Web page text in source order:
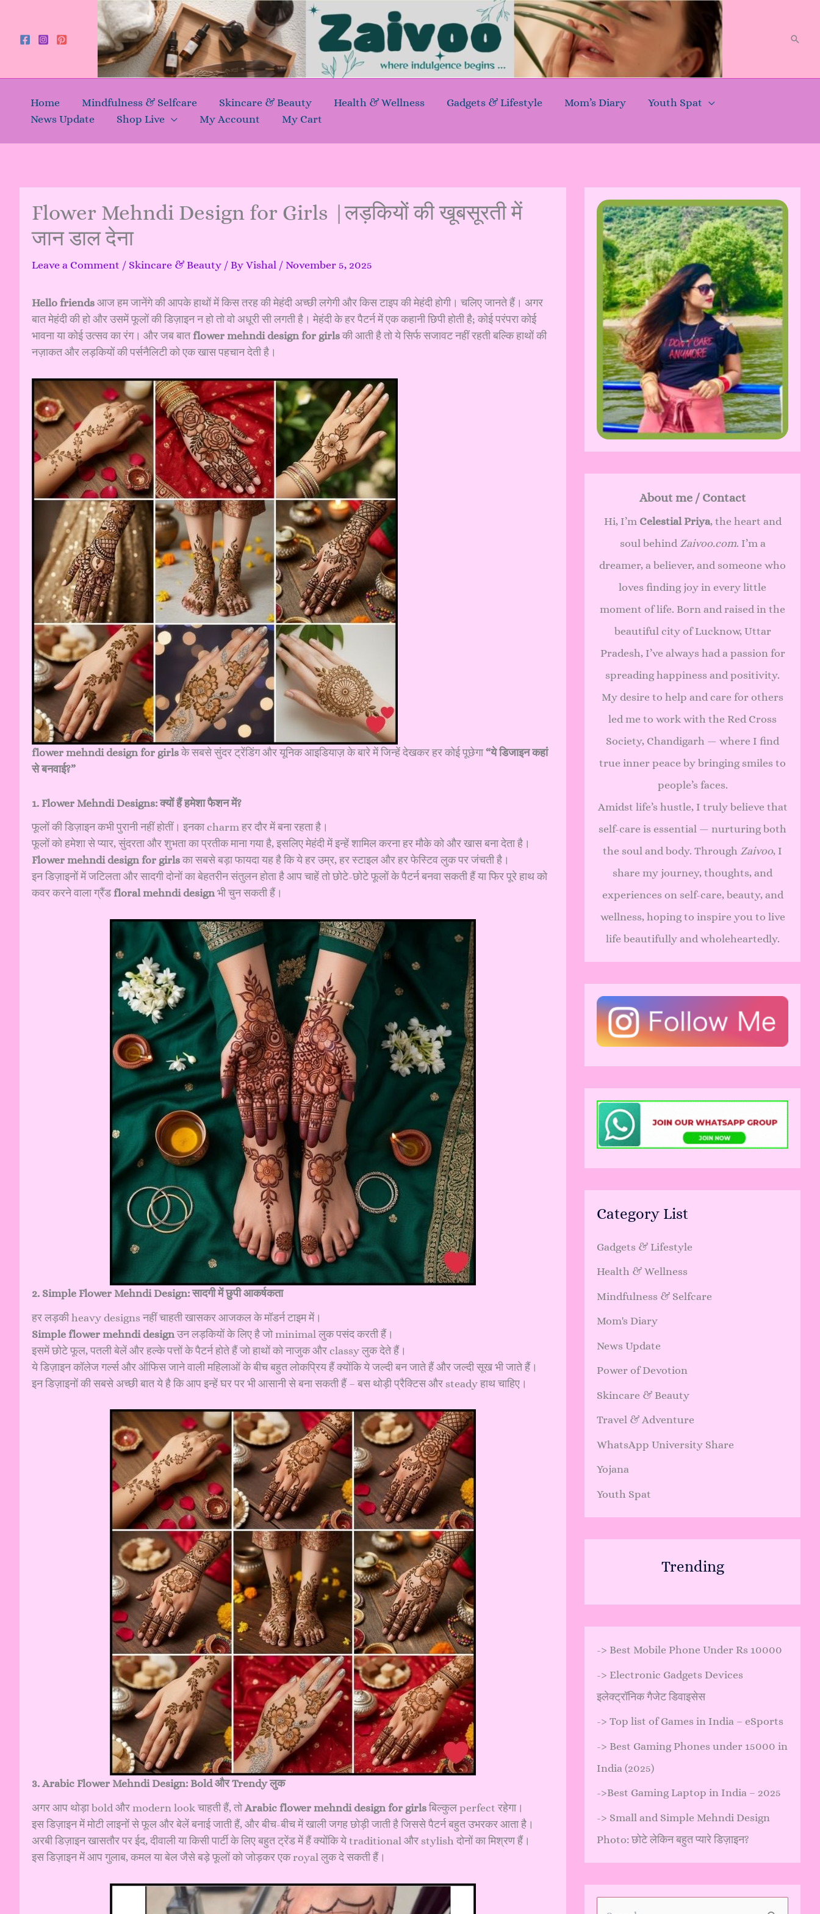
content
Home Mindfulness & Selfcare Skincare & Beauty Health & Wellness Gadgets & Lifestyle Mom’s Diary
Youth Spat
News Update
Shop Live My Account My Cart
Flower Mehndi Design for Girls |लड़कियों की खूबसूरती में
जान डाल देना
Leave a Comment / Skincare & Beauty / By Vishal / November 5, 2025
Hello friends आज हम जानेंगे की आपके हाथों में किस तरह की मेहंदी अच्छी लगेगी और किस टाइप की मेहंदी होगी। चलिए जानते हैं। अगर
बात मेहंदी की हो और उसमें फूलों की डिज़ाइन न हो तो वो अधूरी सी लगती है। मेहंदी के हर पैटर्न में एक कहानी छिपी होती है; कोई परंपरा कोई
भावना या कोई उत्सव का रंग। और जब बातflower mehndi design for girlsकी आती है तो ये सिर्फ सजावट नहीं रहती बल्कि हाथों की
नज़ाकत और लड़कियों की पर्सनैलिटी को एक खास पहचान देती है।
flower mehndi design for girlsके सबसे सुंदर ट्रेंडिंग और यूनिक आइडियाज़ के बारे में जिन्हें देखकर हर कोई पूछेगा“ये डिजाइन कहां
से बनवाई?”
1. Flower Mehndi Designs: क्यों हैं हमेशा फैशन में?
फूलों की डिज़ाइन कभी पुरानी नहीं होतीं। इनका charm हर दौर में बना रहता है।
फूलों को हमेशा से प्यार, सुंदरता और शुभता का प्रतीक माना गया है, इसलिए मेहंदी में इन्हें शामिल करना हर मौके को और खास बना देता है।
Flower mehndi design for girlsका सबसे बड़ा फायदा यह है कि ये हर उम्र, हर स्टाइल और हर फेस्टिव लुक पर जंचती है।
इन डिज़ाइनों में जटिलता और सादगी दोनों का बेहतरीन संतुलन होता है आप चाहें तो छोटे-छोटे फूलों के पैटर्न बनवा सकती हैं या फिर पूरे हाथ को
कवर करने वाला ग्रैंड floral mehndi design भी चुन सकती हैं।
2. Simple Flower Mehndi Design: सादगी में छुपी आकर्षकता
हर लड़की heavy designs नहीं चाहती खासकर आजकल के मॉडर्न टाइम में।
Simple flower mehndi designउन लड़कियों के लिए है जो minimal लुक पसंद करती हैं।
इसमें छोटे फूल, पतली बेलें और हल्के पत्तों के पैटर्न होते हैं जो हाथों को नाजुक और classy लुक देते हैं।
ये डिज़ाइन कॉलेज गर्ल्स और ऑफिस जाने वाली महिलाओं के बीच बहुत लोकप्रिय हैं क्योंकि ये जल्दी बन जाते हैं और जल्दी सूख भी जाते हैं।
इन डिज़ाइनों की सबसे अच्छी बात ये है कि आप इन्हें घर पर भी आसानी से बना सकती हैं – बस थोड़ी प्रैक्टिस और steady हाथ चाहिए।
3. Arabic Flower Mehndi Design: Bold और Trendy लुक
अगर आप थोड़ा bold और modern look चाहती हैं, तोArabic flower mehndi design for girlsबिल्कुल perfect रहेगा।
इस डिज़ाइन में मोटी लाइनों से फूल और बेलें बनाई जाती हैं, और बीच-बीच में खाली जगह छोड़ी जाती है जिससे पैटर्न बहुत उभरकर आता है।
अरबी डिज़ाइन खासतौर पर ईद, दीवाली या किसी पार्टी के लिए बहुत ट्रेंड में हैं क्योंकि ये traditional और stylish दोनों का मिश्रण हैं।
इस डिज़ाइन में आप गुलाब, कमल या बेल जैसे बड़े फूलों को जोड़कर एक royal लुक दे सकती हैं।
About me / Contact
Hi, I’m Celestial Priya, the heart and
soul behind Zaivoo.com. I’m a
dreamer, a believer, and someone who
loves finding joy in every little
moment of life. Born and raised in the
beautiful city of Lucknow, Uttar
Pradesh, I’ve always had a passion for
spreading happiness and positivity.
My desire to help and care for others
led me to work with the Red Cross
Society, Chandigarh — where I find
true inner peace by bringing smiles to
people’s faces.
Amidst life’s hustle, I truly believe that
self-care is essential — nurturing both
the soul and body. Through Zaivoo, I
share my journey, thoughts, and
experiences on self-care, beauty, and
wellness, hoping to inspire you to live
life beautifully and wholeheartedly.
Category List
Gadgets & Lifestyle
Health & Wellness
Mindfulness & Selfcare
Mom's Diary
News Update
Power of Devotion
Skincare & Beauty
Travel & Adventure
WhatsApp University Share
Yojana
Youth Spat
Trending
-> Best Mobile Phone Under Rs 10000
-> Electronic Gadgets Devices
इलेक्ट्रॉनिक गैजेट डिवाइसेस
-> Top list of Games in India – eSports
-> Best Gaming Phones under 15000 in
India (2025)
->Best Gaming Laptop in India – 2025
-> Small and Simple Mehndi Design
Photo: छोटे लेकिन बहुत प्यारे डिज़ाइन?